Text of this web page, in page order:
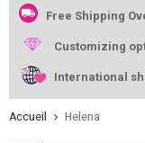
Free Shipping
Customizing
International
Accueil Helena